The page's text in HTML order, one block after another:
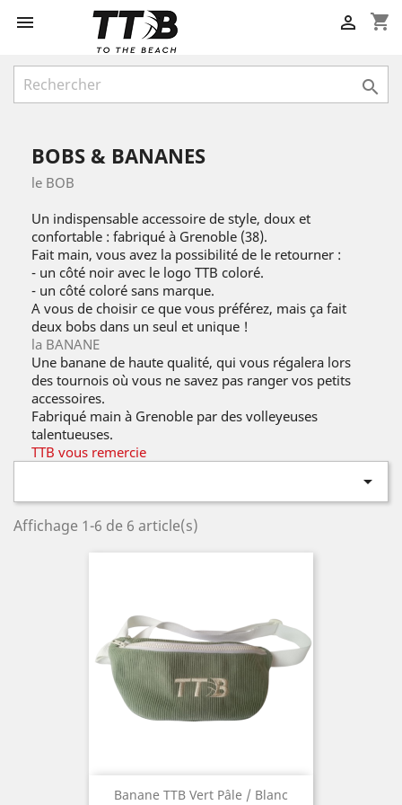
 shopping_cart


BOBS & BANANES
le BOB
Un indispensable accessoire de style, doux et
confortable : fabriqué à Grenoble (38).
Fait main, vous avez la possibilité de le retourner :
- un côté noir avec le logo TTB coloré.
- un côté coloré sans marque.
A vous de choisir ce que vous préférez, mais ça fait
deux bobs dans un seul et unique !
la BANANE
Une banane de haute qualité, qui vous régalera lors
des tournois où vous ne savez pas ranger vos petits
accessoires.
Fabriqué main à Grenoble par des volleyeuses
talentueuses.
TTB vous remercie

Affichage 1-6 de 6 article(s)
Banane TTB Vert Pâle / Blanc